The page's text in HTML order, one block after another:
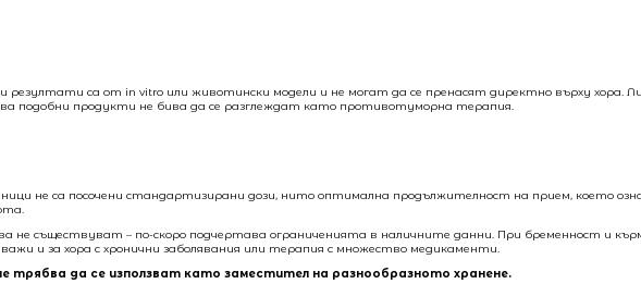
резултати са от in vitro или животински модели и не могат да се пренасят директно върху хора.
подобни продукти не бива да се разглеждат като противотуморна терапия.
не са посочени стандартизирани дози, нито оптимална продължителност на прием, което
не съществуват – по-скоро подчертава ограниченията в наличните данни. При бременност и
и за хора с хронични заболявания или терапия с множество медикаменти.
трябва да се използват като заместител на разнообразното хранене.